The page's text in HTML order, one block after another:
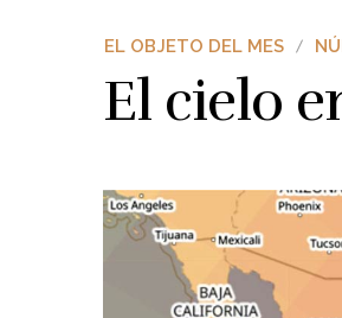
EL OBJETO DEL MES
El cielo